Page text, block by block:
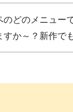
のどのメニュー
すか～？新作で